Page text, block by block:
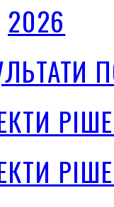
2026